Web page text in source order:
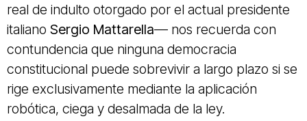
real de indulto otorgado por el actual presidente
italiano Sergio Mattarella— nos recuerda con
contundencia que ninguna democracia
constitucional puede sobrevivir a largo plazo si se
rige exclusivamente mediante la aplicación
robótica, ciega y desalmada de la ley.